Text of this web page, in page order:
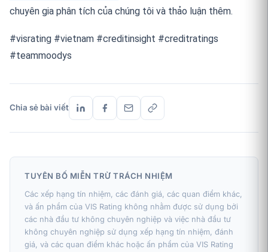
chuyên gia phân tích của chúng tôi và thảo luận thêm.
#visrating #vietnam #creditinsight #creditratings
#teammoodys
Chia sẻ bài viết
TUYÊN BỐ MIỄN TRỪ TRÁCH NHIỆM
Các xếp hạng tín nhiệm, các đánh giá, các quan điểm khác,
và ấn phẩm của VIS Rating không nhằm được sử dụng bởi
các nhà đầu tư không chuyên nghiệp và việc nhà đầu tư
không chuyên nghiệp sử dụng xếp hạng tín nhiệm, đánh
giá, và các quan điểm khác hoặc ấn phẩm của VIS Rating